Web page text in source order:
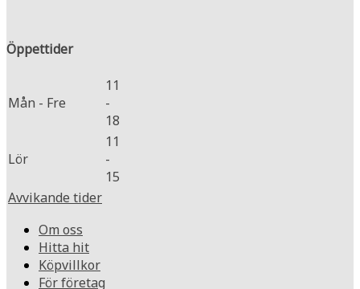
Öppettider
Mån - Fre
11
-
18
Lör
11
-
15
Avvikande tider
Om oss
Hitta hit
Köpvillkor
För företag